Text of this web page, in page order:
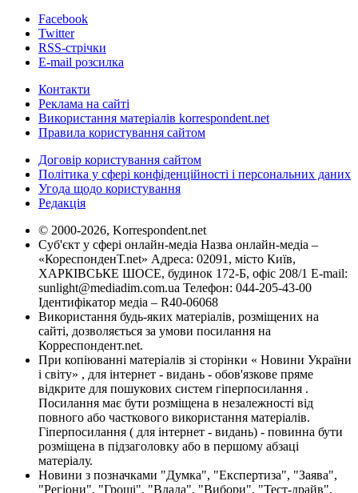
Facebook
Twitter
RSS-стрічки
E-mail розсилка
Контакти
Реклама на сайті
Використання матеріалів korrespondent.net
Правила користування сайтом
Договір користування сайтом
Політика у сфері конфіденційності і персональних даних
Угода щодо користування
Редакція
© 2000-2026, Korrespondent.net
Суб'єкт у сфері онлайн-медіа Назва онлайн-медіа –
«КореспонденТ.net» Адреса: 02091, місто Київ,
ХАРКІВСЬКЕ ШОСЕ, будинок 172-Б, офіс 208/1 E-mail:
sunlight@mediadim.com.ua Телефон: 044-205-43-00
Ідентифікатор медіа – R40-06068
Використання будь-яких матеріалів, розміщених на
сайті, дозволяється за умови посилання на
Корреспондент.net.
При копіюванні матеріалів зі сторінки « Новини України
і світу» , для інтернет - видань - обов'язкове пряме
відкрите для пошукових систем гіперпосилання .
Посилання має бути розміщена в незалежності від
повного або часткового використання матеріалів.
Гіперпосилання ( для інтернет - видань) - повинна бути
розміщена в підзаголовку або в першому абзаці
матеріалу.
Новини з позначками "Думка", "Експертиза", "Заява",
"Регіони", "Гроші", "Влада", "Вибори", "Тест-драйв",